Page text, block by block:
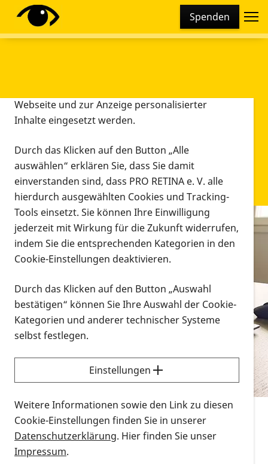
Spenden
Infomaterial
Infomaterial
Vorlesen
Alle Infomaterialien in verschiedenen
Formaten an einem Ort
Sie möchten wissen, wie Sie nach Infonmaterial
suchen und dieses bestellen bzw. herunterladen
können? Schauen Sie sich dieErklärvideos zum
Thema Infomaterial auf der PRO RETINA-Website
für blinde und sehbehinderte Menschen an.
Auf dieser Seite finden Sie sämtliches Infomaterial
Diese Webseite setzt verschiedene Cookies und
Tracking-Tools ein. Dies beinhaltet Cookies und
Webseite und zur Anzeige personalisierter
Inhalte eingesetzt werden.
Durch das Klicken auf den Button „Alle
auswählen“ erklären Sie, dass Sie damit
einverstanden sind, dass PRO RETINA e. V. alle
hierdurch ausgewählten Cookies und Tracking-
Tools einsetzt. Sie können Ihre Einwilligung
jederzeit mit Wirkung für die Zukunft widerrufen,
indem Sie die entsprechenden Kategorien in den
Cookie-Einstellungen deaktivieren.
Durch das Klicken auf den Button „Auswahl
bestätigen“ können Sie Ihre Auswahl der Cookie-
Kategorien und anderer technischer Systeme
selbst festlegen.
Einstellungen
Weitere Informationen sowie den Link zu diesen
Cookie-Einstellungen finden Sie in unserer
Datenschutzerklärung. Hier finden Sie unser
Impressum.